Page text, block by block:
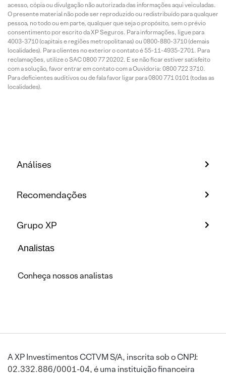
acesso, cópia ou divulgação não autorizada das informações aqui veiculadas.
O presente material não pode ser reproduzido ou redistribuído para qualquer
pessoa, no todo ou em parte, qualquer que seja o propósito, sem o prévio
consentimento por escrito da XP Seguros. Para informações, ligue para
4003-3710 (capitais e regiões metropolitanas) ou 0800-880-3710 (demais
localidades). Para clientes no exterior o contato é 55-11-4935-2701. Para
reclamações, utilize o SAC 0800 77 20202. E se não ficar estiver satisfeito
com a solução, favor entrar em contato com a Ouvidoria: 0800 722 3710.
Para deficientes auditivos ou de fala favor ligar para 0800 771 0101 (todas as
localidades).
Análises
Recomendações
Grupo XP
Analistas
Conheça nossos analistas
A XP Investimentos CCTVM S/A, inscrita sob o CNPJ:
02.332.886/0001-04, é uma instituição financeira